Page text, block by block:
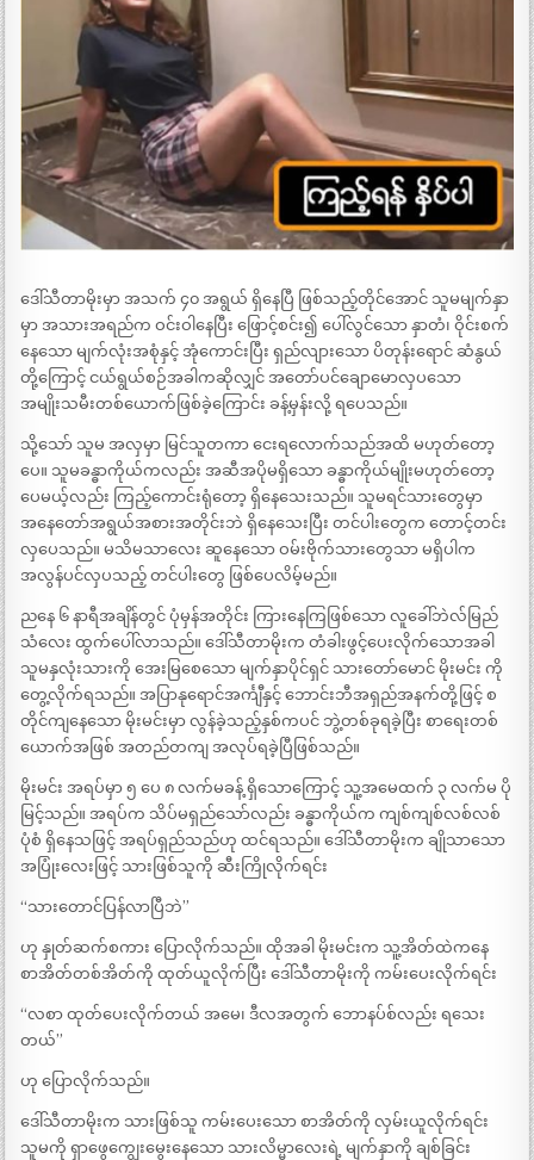
ဒေါ်သီတာမိုးမှာ အသက် ၄၀ အရွယ် ရှိနေပြီ ဖြစ်သည့်တိုင်အောင် သူမမျက်နှာ
မှာ အသားအရည်က ဝင်းဝါနေပြီး ဖြောင့်စင်း၍ ပေါ်လွင်သော နှာတံ၊ ဝိုင်းစက်
နေသော မျက်လုံးအစုံနှင့် အုံကောင်းပြီး ရှည်လျားသော ပိတုန်းရောင် ဆံနွယ်
တို့ကြောင့် ငယ်ရွယ်စဉ်အခါကဆိုလျှင် အတော်ပင်ချောမောလှပသော
အမျိုးသမီးတစ်ယောက်ဖြစ်ခဲ့ကြောင်း ခန့်မှန်းလို့ ရပေသည်။
သို့သော် သူမ အလှမှာ မြင်သူတကာ ငေးရလောက်သည်အထိ မဟုတ်တော့
ပေ။ သူမခန္ဓာကိုယ်ကလည်း အဆီအပိုမရှိသော ခန္ဓာကိုယ်မျိုးမဟုတ်တော့
ပေမယ့်လည်း ကြည့်ကောင်းရုံတော့ ရှိနေသေးသည်။ သူမရင်သားတွေမှာ
အနေတော်အရွယ်အစားအတိုင်းဘဲ ရှိနေသေးပြီး တင်ပါးတွေက တောင့်တင်း
လှပေသည်။ မသိမသာလေး ဆူနေသော ဝမ်းဗိုက်သားတွေသာ မရှိပါက
အလွန်ပင်လှပသည့် တင်ပါးတွေ ဖြစ်ပေလိမ့်မည်။
ညနေ ၆ နာရီအချိန်တွင် ပုံမှန်အတိုင်း ကြားနေကြဖြစ်သော လူခေါ်ဘဲလ်မြည်
သံလေး ထွက်ပေါ်လာသည်။ ဒေါ်သီတာမိုးက တံခါးဖွင့်ပေးလိုက်သောအခါ
သူမနှလုံးသားကို အေးမြစေသော မျက်နှာပိုင်ရှင် သားတော်မောင် မိုးမင်း ကို
တွေ့လိုက်ရသည်။ အပြာနုရောင်အင်္ကျီနှင့် ဘောင်းဘီအရှည်အနက်တို့ဖြင့် စ
တိုင်ကျနေသော မိုးမင်းမှာ လွန်ခဲ့သည့်နှစ်ကပင် ဘွဲ့တစ်ခုရခဲ့ပြီး စာရေးတစ်
ယောက်အဖြစ် အတည်တကျ အလုပ်ရခဲ့ပြီဖြစ်သည်။
မိုးမင်း အရပ်မှာ ၅ ပေ ၈ လက်မခန့် ရှိသောကြောင့် သူ့အမေထက် ၃ လက်မ ပို
မြင့်သည်။ အရပ်က သိပ်မရှည်သော်လည်း ခန္ဓာကိုယ်က ကျစ်ကျစ်လစ်လစ်
ပုံစံ ရှိနေသဖြင့် အရပ်ရှည်သည်ဟု ထင်ရသည်။ ဒေါ်သီတာမိုးက ချိုသာသော
အပြုံးလေးဖြင့် သားဖြစ်သူကို ဆီးကြိုလိုက်ရင်း
“သားတောင်ပြန်လာပြီဘဲ”
ဟု နှုတ်ဆက်စကား ပြောလိုက်သည်။ ထိုအခါ မိုးမင်းက သူ့အိတ်ထဲကနေ
စာအိတ်တစ်အိတ်ကို ထုတ်ယူလိုက်ပြီး ဒေါ်သီတာမိုးကို ကမ်းပေးလိုက်ရင်း
“လစာ ထုတ်ပေးလိုက်တယ် အမေ၊ ဒီလအတွက် ဘောနပ်စ်လည်း ရသေး
တယ်”
ဟု ပြောလိုက်သည်။
ဒေါ်သီတာမိုးက သားဖြစ်သူ ကမ်းပေးသော စာအိတ်ကို လှမ်းယူလိုက်ရင်း
သူမကို ရှာဖွေကျွေးမွေးနေသော သားလိမ္မာလေးရဲ့ မျက်နှာကို ချစ်ခြင်း